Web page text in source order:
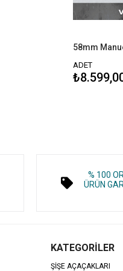
58mm
ADET
% 100
ÜRÜN
KATEGORİLER
ŞİŞE AÇAÇAKLARI